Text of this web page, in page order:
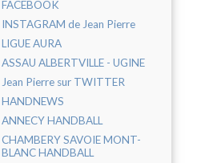
FACEBOOK
INSTAGRAM de Jean Pierre
LIGUE AURA
ASSAU ALBERTVILLE - UGINE
Jean Pierre sur TWITTER
HANDNEWS
ANNECY HANDBALL
CHAMBERY SAVOIE MONT-
BLANC HANDBALL